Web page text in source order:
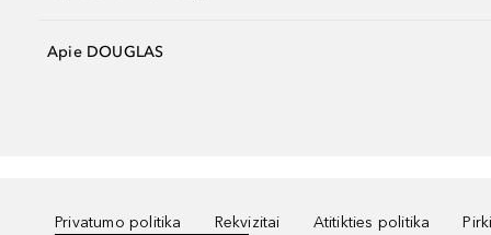
Apie DOUGLAS
Privatumo politika Rekvizitai Atitikties politika